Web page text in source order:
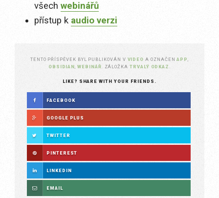
všech webinářů
přístup k audio verzi
TENTO PŘÍSPĚVEK BYL PUBLIKOVÁN V VIDEO A OZNAČENAPP
OBSIDIAN ,WEBINÁŘ . ZÁLOŽKATRVALÝ ODKAZ
LIKE? SHARE WITH YOUR FRIENDS.
FACEBOOK
GOOGLE PLUS
TWITTER
PINTEREST
LINKEDIN
EMAIL